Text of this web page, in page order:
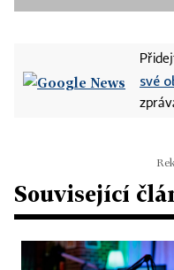
své
Související